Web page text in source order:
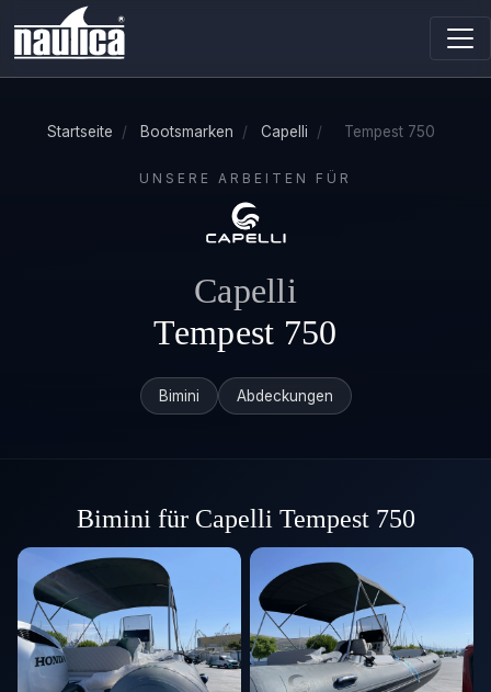
Startseite / Bootsmarken / Capelli / Tempest 750
UNSERE ARBEITEN FÜR
Capelli
Tempest 750
Bimini Abdeckungen
Bimini für Capelli Tempest 750